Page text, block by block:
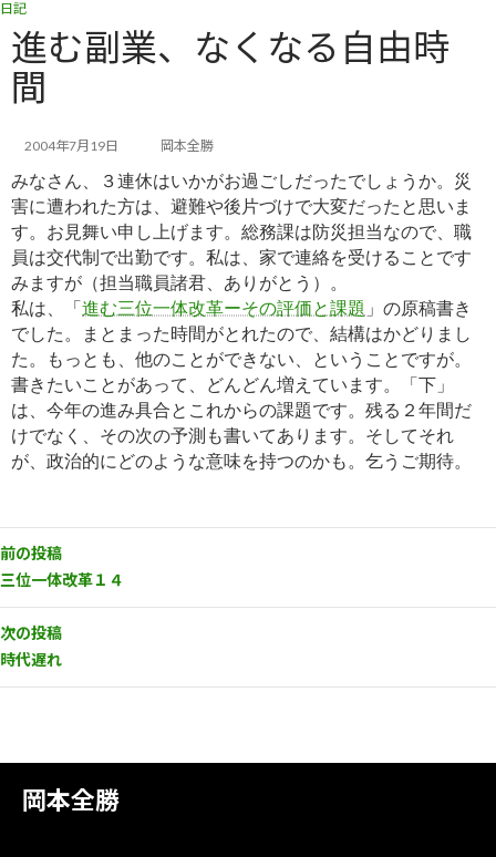
コ
ン
テ
ン
ツ
ッ
プ
ナ
ビ
ゲ
ー
シ
移
動
岡本全勝
日記
進む副業、なくなる自由時
間
2004年7月19日 岡本全勝
みなさん、３連休はいかがお過ごしだったでしょうか。災
害に遭われた方は、避難や後片づけで大変だったと思いま
す。お見舞い申し上げます。総務課は防災担当なので、職
員は交代制で出勤です。私は、家で連絡を受けることです
みますが（担当職員諸君、ありがとう）。
私は、「 進む三位一体改革ーその評価と課題 」の原稿書き
でした。まとまった時間がとれたので、結構はかどりまし
た。もっとも、他のことができない、ということですが。
書きたいことがあって、どんどん増えています。「下」
は、今年の進み具合とこれからの課題です。残る２年間だ
けでなく、その次の予測も書いてあります。そしてそれ
が、政治的にどのような意味を持つのかも。乞うご期待。
前の投稿
三位一体改革１４
次の投稿
時代遅れ